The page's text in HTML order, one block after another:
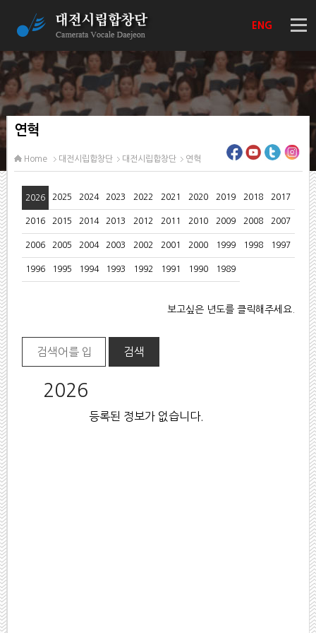
ENG
연혁
Home 대전시립합창단 대전시립합창단 연혁
보고싶은 년도를 클릭해주세요.
2026
등록된 정보가 없습니다.